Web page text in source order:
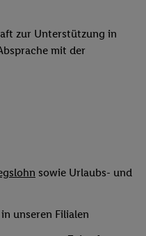
zur Unterstützung in
mit der
sowie Urlaubs- und
unseren Filialen